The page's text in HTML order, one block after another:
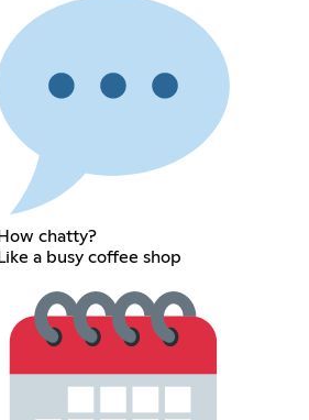
How chatty?
Like a busy coffee shop